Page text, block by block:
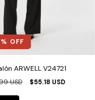
% OFF
ARWELL V24721
USD $55.18 USD